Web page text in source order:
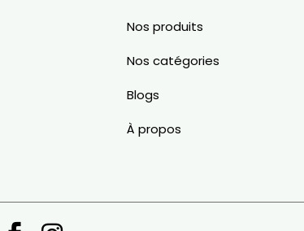
Nos produits
Nos catégories
Blogs
À propos